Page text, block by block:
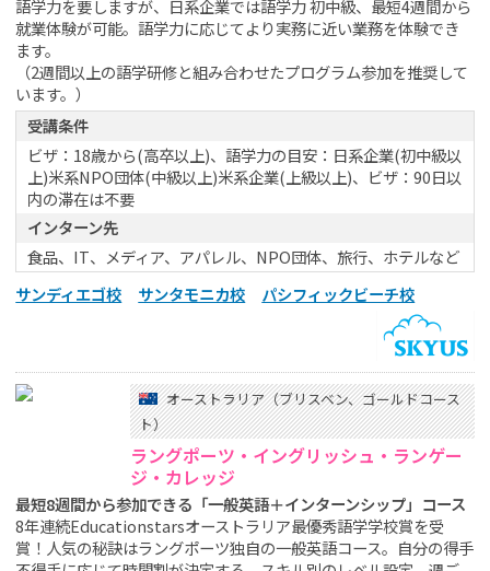
語学力を要しますが、日系企業では語学力 初中級、最短4週間から
就業体験が可能。語学力に応じてより実務に近い業務を体験でき
ます。
（2週間以上の語学研修と組み合わせたプログラム参加を推奨して
います。）
受講条件
ビザ：18歳から(高卒以上)、語学力の目安：日系企業(初中級以
上)米系NPO団体(中級以上)米系企業(上級以上)、ビザ：90日以
内の滞在は不要
インターン先
食品、IT、メディア、アパレル、NPO団体、旅行、ホテルなど
サンディエゴ校
サンタモニカ校 パシフィックビーチ校
オーストラリア（ブリスベン、ゴールドコース
ト）
ラングポーツ・イングリッシュ・ランゲー
ジ・カレッジ
最短8週間から参加できる「一般英語＋インターンシップ」コース
8年連続Educationstarsオーストラリア最優秀語学学校賞を受
賞！人気の秘訣はラングポーツ独自の一般英語コース。自分の得手